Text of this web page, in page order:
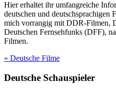
Hier erhaltet ihr umfangreiche
deutschen und deutschsprachigen
mich vorrangig mit DDR-Filmen,
Deutschen Fernsehfunks (DFF),
Filmen.
» Deutsche Filme
Deutsche Schauspieler